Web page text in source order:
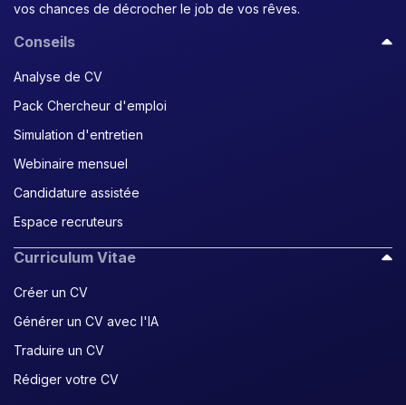
vos chances de décrocher le job de vos rêves.
Conseils
Analyse de CV
Pack Chercheur d'emploi
Simulation d'entretien
Webinaire mensuel
Candidature assistée
Espace recruteurs
Curriculum Vitae
Créer un CV
Générer un CV avec l'IA
Traduire un CV
Rédiger votre CV